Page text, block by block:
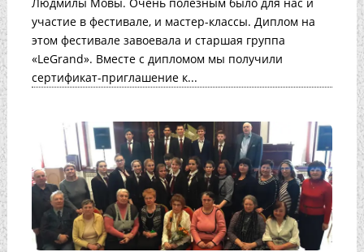
участие в фестивале, и мастер-классы. Диплом на
этом фестивале завоевала и старшая группа
«LeGrand». Вместе с дипломом мы получили
сертификат-приглашение к...